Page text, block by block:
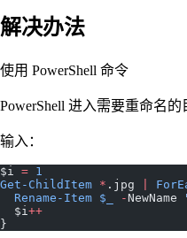
解决办法
使用 PowerShell 命令
PowerShell 进入需要重命名的
输入：
$i = 1
Get-ChildItem * .jpg
  Rename-Item
$_ -NewName
  $i
++
}